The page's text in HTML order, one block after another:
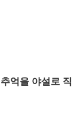
억을 야설로 직